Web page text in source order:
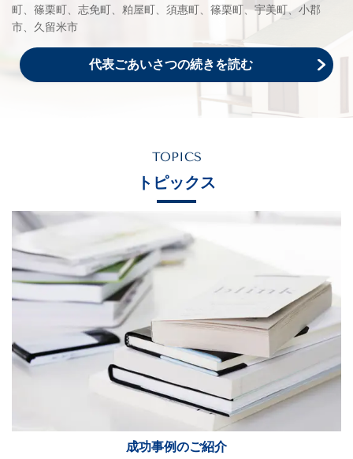
町、篠栗町、志免町、粕屋町、須惠町、篠栗町、宇美町、小郡
市、久留米市
代表ごあいさつの続きを読む
TOPICS
トピックス
成功事例のご紹介